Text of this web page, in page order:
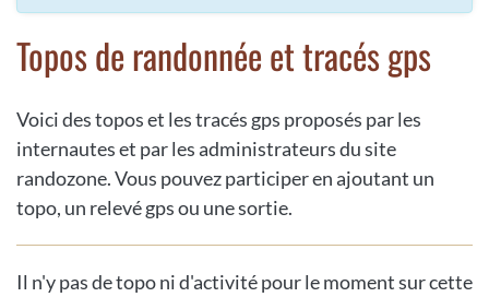
Topos de randonnée et tracés gps
Voici des topos et les tracés gps proposés par les
internautes et par les administrateurs du site
randozone. Vous pouvez participer en ajoutant un
topo, un relevé gps ou une sortie.
Il n'y pas de topo ni d'activité pour le moment sur cette